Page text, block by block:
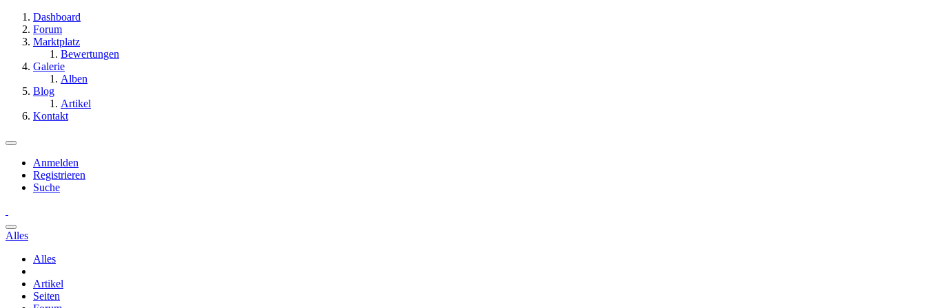
Dashboard
Forum
Marktplatz
Bewertungen
Galerie
Alben
Blog
Artikel
Kontakt
Anmelden
Registrieren
Suche
Alles
Alles
Artikel
Seiten